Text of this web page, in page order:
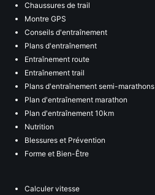
Chaussures de trail
Montre GPS
Conseils d'entraînement
Plans d'entraînement
Entraînement route
Entraînement trail
Plans d'entraînement semi-marathons
Plan d'entraînement marathon
Plan d'entraînement 10km
Nutrition
Blessures et Prévention
Forme et Bien-Être
Calculer vitesse